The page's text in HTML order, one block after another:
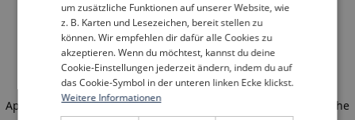
Application error: a client-side exception has occurred
(see the
FRENCH
GERMAN
um zusätzliche Funktionen auf unserer Website, wie
z. B. Karten und Lesezeichen, bereit stellen zu
können. Wir empfehlen dir dafür alle Cookies zu
akzeptieren. Wenn du möchtest, kannst du deine
Cookie-Einstellungen jederzeit ändern, indem du auf
das Cookie-Symbol in der unteren linken Ecke klickst.
Weitere Informationen